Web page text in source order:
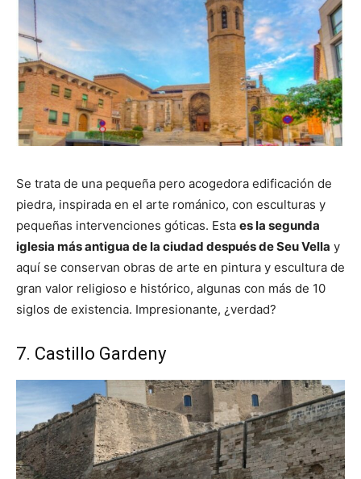
Se trata de una pequeña pero acogedora edificación de
piedra, inspirada en el arte románico, con esculturas y
pequeñas intervenciones góticas. Esta es la segunda
iglesia más antigua de la ciudad después de Seu Vella y
aquí se conservan obras de arte en pintura y escultura de
gran valor religioso e histórico, algunas con más de 10
siglos de existencia. Impresionante, ¿verdad?
7. Castillo Gardeny